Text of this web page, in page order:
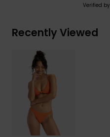
Verified by
Recently Viewed